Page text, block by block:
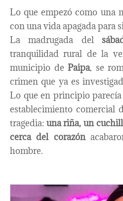
Lo que empezó como una
con una vida apagada para
La madrugada del
tranquilidad rural de la
municipio dePaipa, se
crimen que ya es
Lo que en principio
establecimiento comercial
tragedia: una riña, un
cerca del corazón
hombre.